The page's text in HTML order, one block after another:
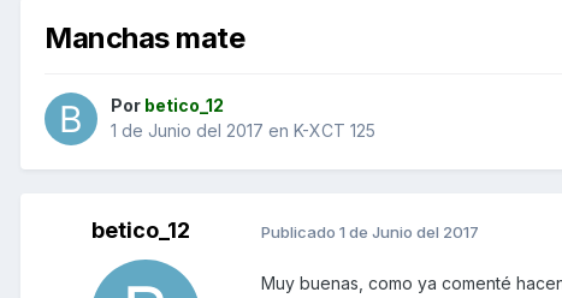
Manchas mate
Por betico_12
1 de Junio del 2017 en K-XCT 125
betico_12 Publicado 1 de Junio del 2017
Muy buenas, como ya comenté